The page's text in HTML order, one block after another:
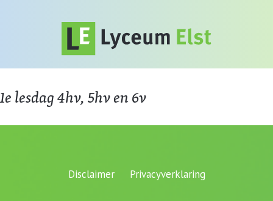
1e lesdag 4hv, 5hv en 6v
Disclaimer Privacyverklaring